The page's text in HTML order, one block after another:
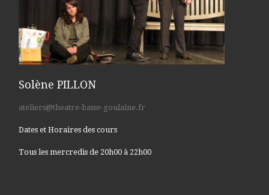
Solène PILLON
ateliers@theatre-basse-goulaine.fr
Dates et Horaires des cours
Tous les mercredis de 20h00 à 22h00